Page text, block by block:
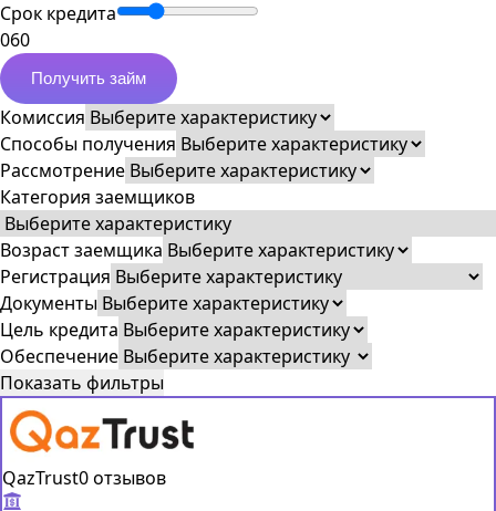
Срок кредита
060
Получить займ
Комиссия
Способы получения
Рассмотрение
Категория заемщиков
Возраст заемщика
Регистрация
Документы
Цель кредита
Обеспечение
Показать фильтры
QazTrust0 отзывов